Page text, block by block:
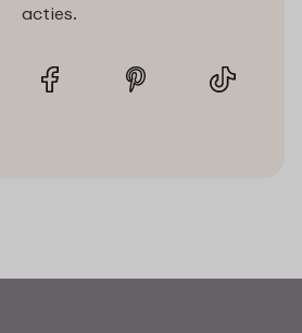
acties.